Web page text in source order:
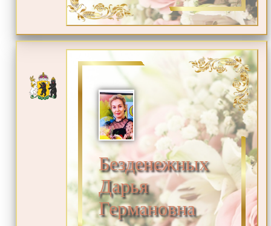
Безденежных
Дарья
Германовна